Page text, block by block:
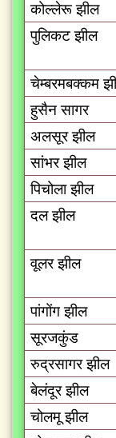
कोल्लेरू झील
पुलिकट झील
चेम्बरमबक्कम
हुसैन सागर
अलसूर झील
सांभर झील
पिचोला झील
दल झील
वूलर झील
पांगोंग झील
सूरजकुंड
रुद्रसागर झील
बेलंदूर झील
चोलमू झील